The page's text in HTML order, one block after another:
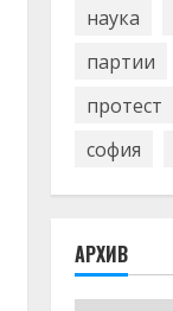
наука
партии
протест
софия
АРХИВ